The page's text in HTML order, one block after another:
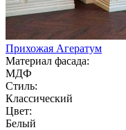
Прихожая Агератум
Материал фасада:
МДФ
Стиль:
Классический
Цвет:
Белый